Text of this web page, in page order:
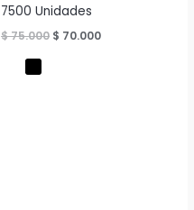
7500 Unidades
$75.000 El
$ 70.000El